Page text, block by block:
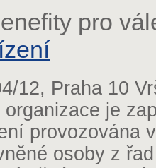
pro
12, Praha 10
je
provozována
osoby z